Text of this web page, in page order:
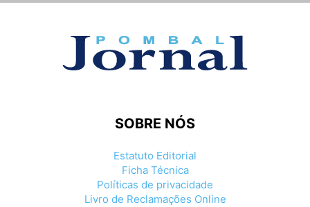
SOBRE NÓS
Estatuto Editorial
Ficha Técnica
Políticas de privacidade
Livro de Reclamações Online